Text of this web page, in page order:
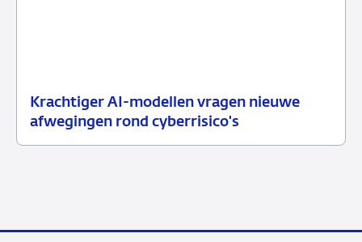
Krachtiger AI-modellen vragen nieuwe
afwegingen rond cyberrisico's
10
Nieuwsbericht